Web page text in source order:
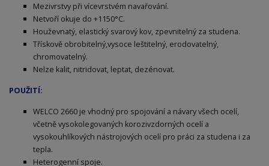
Mezivrstvy při vícevrstvém navařování.
Netvoří okuje do +1150°C.
Houževnatý, elastický svarový kov, zpevnitelný za studena.
Třískově obrobitelný,vysoce leštitelný, erodovatelný,
chromovatelný.
Nelze kalit, nitridovat, leptat, dezénovat.
POUŽITÍ:
WELCO 2660 je vhodný pro spojování a návary všech ocelí,
včetně vysokolegovaných korozivzdorných ocelí a
vysokouhlíkových nástrojových ocelí pro práci za studena i za
tepla.
Heterogenní spoje.